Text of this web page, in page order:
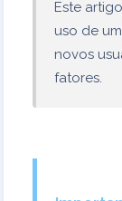
Este
uso de
novos
fatores.